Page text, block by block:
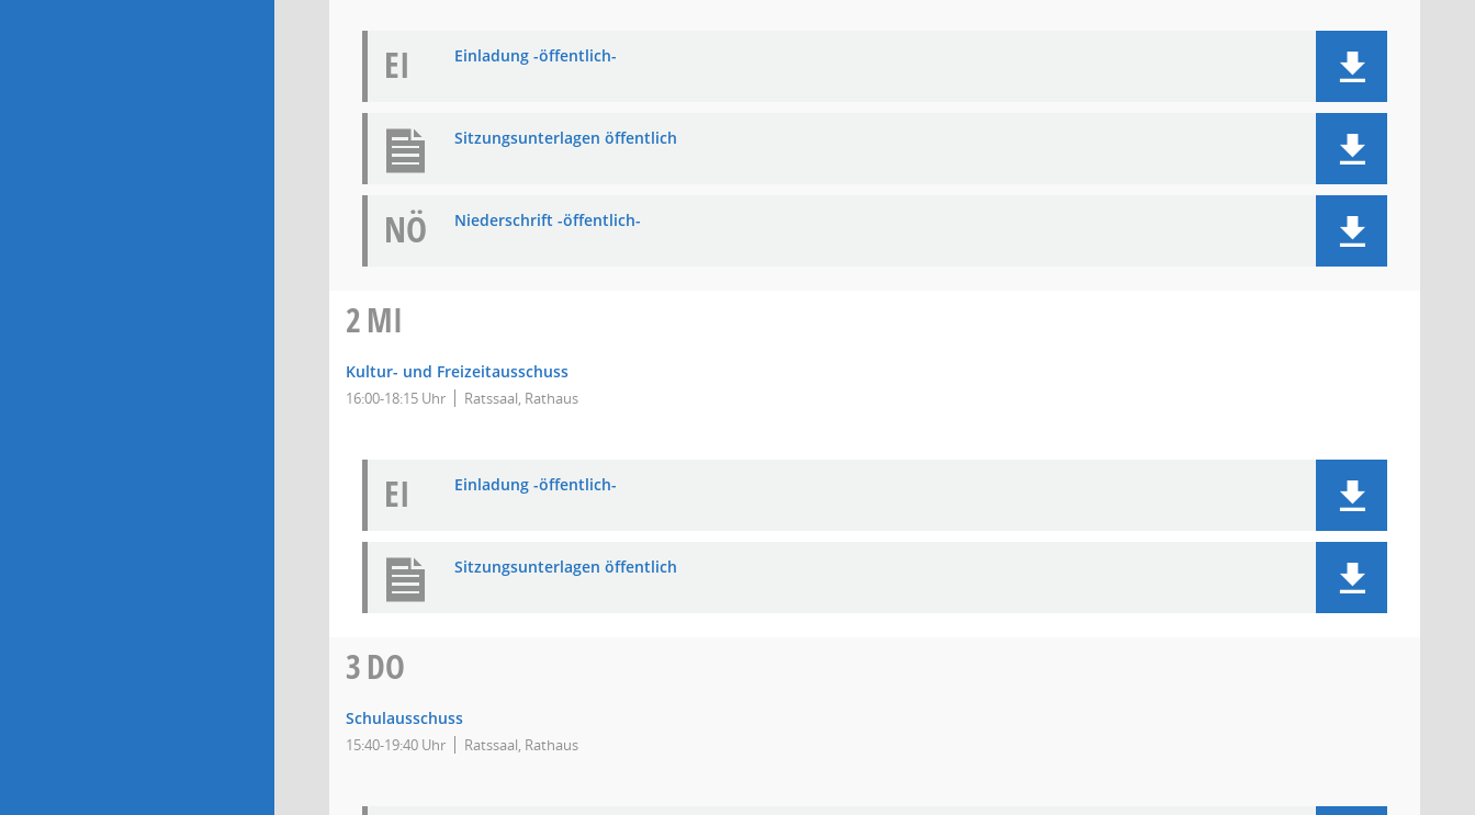
EI Einladung -öffentlich-
Sitzungsunterlagen öffentlich
NÖ Niederschrift -öffentlich-
2MI
Kultur- und Freizeitausschuss
16:00-18:15 Uhr Ratssaal, Rathaus
EI Einladung -öffentlich-
Sitzungsunterlagen öffentlich
3DO
Schulausschuss
15:40-19:40 Uhr Ratssaal, Rathaus